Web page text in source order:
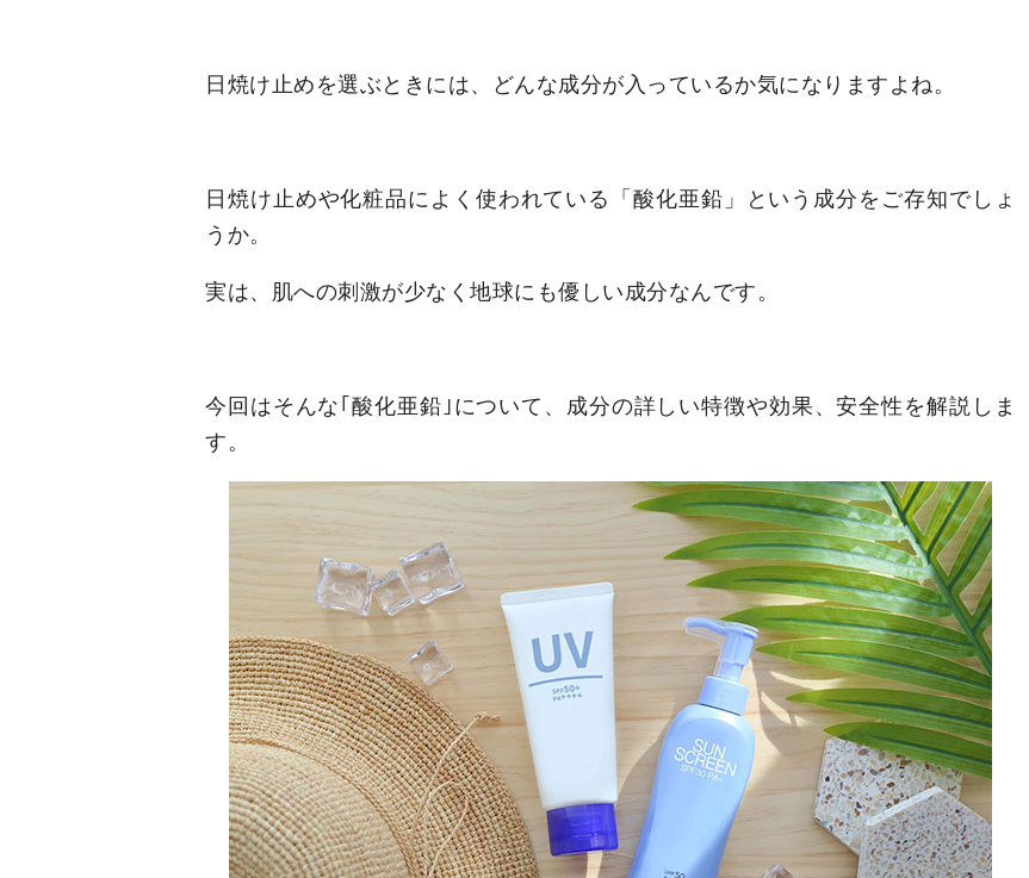
日焼け止めを選ぶときには、どんな成分が入っているか気になりますよね。
日焼け止めや化粧品によく使われている「酸化亜鉛」という成分をご存知でしょ
うか。
実は、肌への刺激が少なく地球にも優しい成分なんです。
今回はそんな｢酸化亜鉛｣について、成分の詳しい特徴や効果、安全性を解説しま
す。